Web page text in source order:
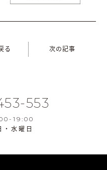
る 次の記事
553
19:00
・水曜日